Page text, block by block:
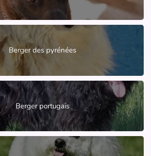
Berger des pyrénées
Berger portugais